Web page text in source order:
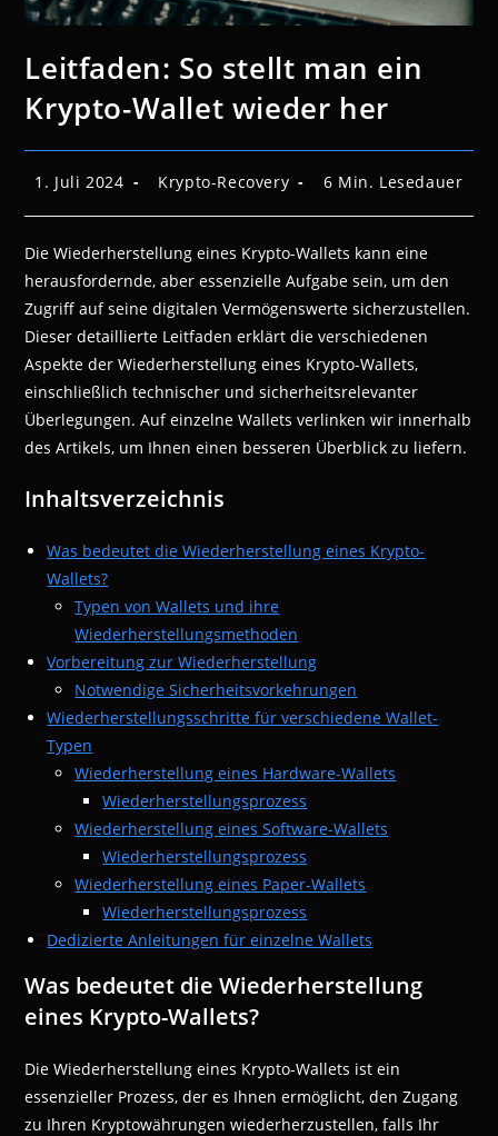
Leitfaden: So stellt man ein
Krypto-Wallet wieder her
Beitrag
veröffentlicht:
1. Juli 2024
Beitrags-
Kategorie:
Krypto-Recovery Lesedauer:
6 Min. Lesedauer
Die Wiederherstellung eines Krypto-Wallets kann eine
herausfordernde, aber essenzielle Aufgabe sein, um den
Zugriff auf seine digitalen Vermögenswerte sicherzustellen.
Dieser detaillierte Leitfaden erklärt die verschiedenen
Aspekte der Wiederherstellung eines Krypto-Wallets,
einschließlich technischer und sicherheitsrelevanter
Überlegungen. Auf einzelne Wallets verlinken wir innerhalb
des Artikels, um Ihnen einen besseren Überblick zu liefern.
Inhaltsverzeichnis
Was bedeutet die Wiederherstellung eines Krypto-
Wallets?
Typen von Wallets und ihre
Wiederherstellungsmethoden
Vorbereitung zur Wiederherstellung
Notwendige Sicherheitsvorkehrungen
Wiederherstellungsschritte für verschiedene Wallet-
Typen
Wiederherstellung eines Hardware-Wallets
Wiederherstellungsprozess
Wiederherstellung eines Software-Wallets
Wiederherstellungsprozess
Wiederherstellung eines Paper-Wallets
Wiederherstellungsprozess
Dedizierte Anleitungen für einzelne Wallets
Was bedeutet die Wiederherstellung
eines Krypto-Wallets?
Die Wiederherstellung eines Krypto-Wallets ist ein
essenzieller Prozess, der es Ihnen ermöglicht, den Zugang
zu Ihren Kryptowährungen wiederherzustellen, falls Ihr